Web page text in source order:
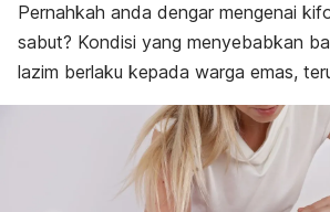
Pernahkah anda dengar mengenai
sabut? Kondisi yang menyebabkan
lazim berlaku kepada warga emas,